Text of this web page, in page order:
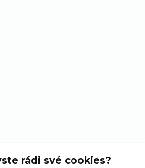
rádi své cookies?